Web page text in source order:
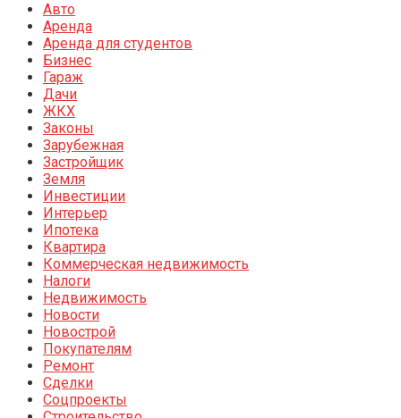
Авто
Аренда
Аренда для студентов
Бизнес
Гараж
Дачи
ЖКХ
Законы
Зарубежная
Застройщик
Земля
Инвестиции
Интерьер
Ипотека
Квартира
Коммерческая недвижимость
Налоги
Недвижимость
Новости
Новострой
Покупателям
Ремонт
Сделки
Соцпроекты